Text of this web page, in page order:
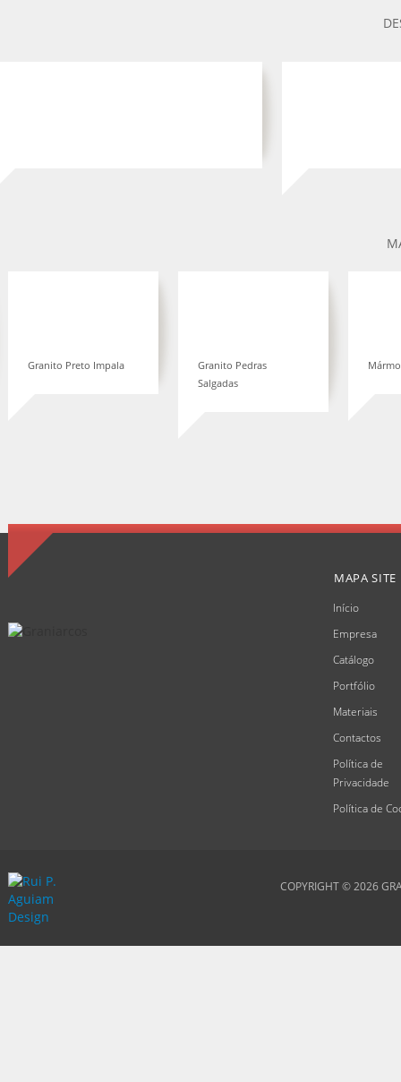
Mármore Creme Marfil Granito Rosa Porrinho
MAPA SITE
Início
Empresa
Catálogo
Portfólio
Materiais
Contactos
Política de
Privacidade
Política de
COPYRIGHT © 2026